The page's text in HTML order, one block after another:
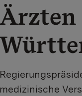
Ärzten
medizinische